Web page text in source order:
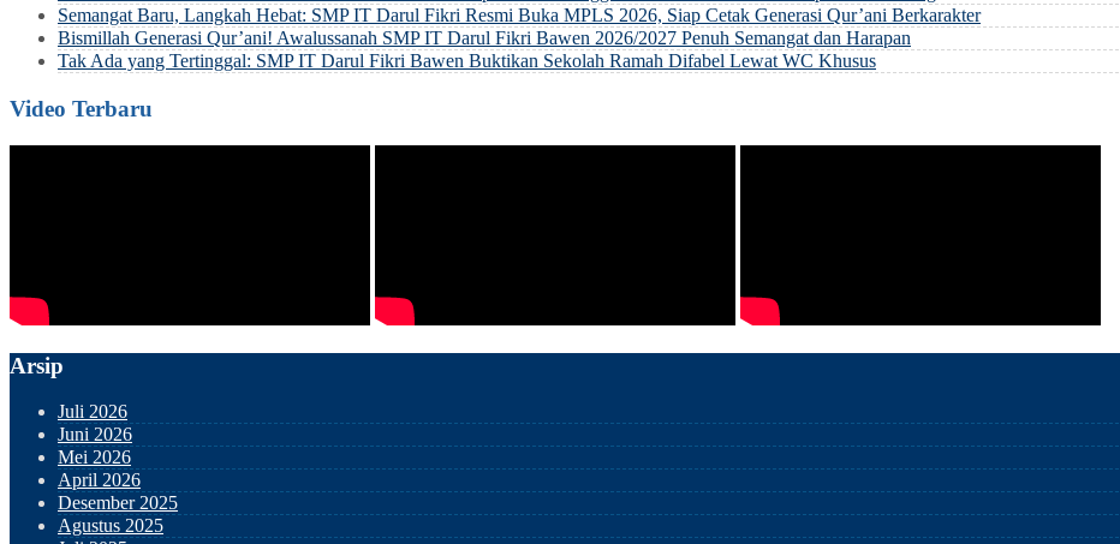
Semangat Baru, Langkah Hebat: SMP IT Darul Fikri Resmi Buka MPLS 2026, Siap Cetak Generasi Qur’ani Berkarakter
Bismillah Generasi Qur’ani! Awalussanah SMP IT Darul Fikri Bawen 2026/2027 Penuh Semangat dan Harapan
Tak Ada yang Tertinggal: SMP IT Darul Fikri Bawen Buktikan Sekolah Ramah Difabel Lewat WC Khusus
Video Terbaru
Arsip
Juli 2026
Juni 2026
Mei 2026
April 2026
Desember 2025
Agustus 2025